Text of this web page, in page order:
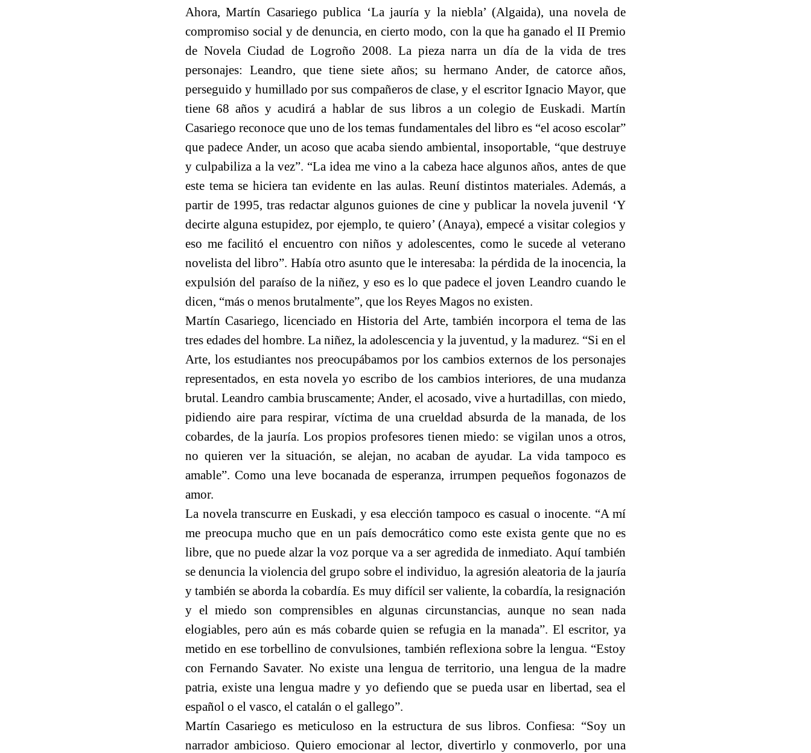
Ahora, Martín Casariego publica ‘La jauría y la niebla’ (Algaida), una novela de
compromiso social y de denuncia, en cierto modo, con la que ha ganado el II Premio
de Novela Ciudad de Logroño 2008. La pieza narra un día de la vida de tres
personajes: Leandro, que tiene siete años; su hermano Ander, de catorce años,
perseguido y humillado por sus compañeros de clase, y el escritor Ignacio Mayor, que
tiene 68 años y acudirá a hablar de sus libros a un colegio de Euskadi. Martín
Casariego reconoce que uno de los temas fundamentales del libro es “el acoso escolar”
que padece Ander, un acoso que acaba siendo ambiental, insoportable, “que destruye
y culpabiliza a la vez”. “La idea me vino a la cabeza hace algunos años, antes de que
este tema se hiciera tan evidente en las aulas. Reuní distintos materiales. Además, a
partir de 1995, tras redactar algunos guiones de cine y publicar la novela juvenil ‘Y
decirte alguna estupidez, por ejemplo, te quiero’ (Anaya), empecé a visitar colegios y
eso me facilitó el encuentro con niños y adolescentes, como le sucede al veterano
novelista del libro”. Había otro asunto que le interesaba: la pérdida de la inocencia, la
expulsión del paraíso de la niñez, y eso es lo que padece el joven Leandro cuando le
dicen, “más o menos brutalmente”, que los Reyes Magos no existen.
Martín Casariego, licenciado en Historia del Arte, también incorpora el tema de las
tres edades del hombre. La niñez, la adolescencia y la juventud, y la madurez. “Si en el
Arte, los estudiantes nos preocupábamos por los cambios externos de los personajes
representados, en esta novela yo escribo de los cambios interiores, de una mudanza
brutal. Leandro cambia bruscamente; Ander, el acosado, vive a hurtadillas, con miedo,
pidiendo aire para respirar, víctima de una crueldad absurda de la manada, de los
cobardes, de la jauría. Los propios profesores tienen miedo: se vigilan unos a otros,
no quieren ver la situación, se alejan, no acaban de ayudar. La vida tampoco es
amable”. Como una leve bocanada de esperanza, irrumpen pequeños fogonazos de
amor.
La novela transcurre en Euskadi, y esa elección tampoco es casual o inocente. “A mí
me preocupa mucho que en un país democrático como este exista gente que no es
libre, que no puede alzar la voz porque va a ser agredida de inmediato. Aquí también
se denuncia la violencia del grupo sobre el individuo, la agresión aleatoria de la jauría
y también se aborda la cobardía. Es muy difícil ser valiente, la cobardía, la resignación
y el miedo son comprensibles en algunas circunstancias, aunque no sean nada
elogiables, pero aún es más cobarde quien se refugia en la manada”. El escritor, ya
metido en ese torbellino de convulsiones, también reflexiona sobre la lengua. “Estoy
con Fernando Savater. No existe una lengua de territorio, una lengua de la madre
patria, existe una lengua madre y yo defiendo que se pueda usar en libertad, sea el
español o el vasco, el catalán o el gallego”.
Martín Casariego es meticuloso en la estructura de sus libros. Confiesa: “Soy un
narrador ambicioso. Quiero emocionar al lector, divertirlo y conmoverlo, por una